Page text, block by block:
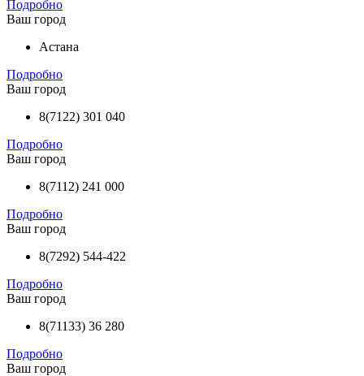
Подробно
Ваш город
Астана
Подробно
Ваш город
8(7122) 301 040
Подробно
Ваш город
8(7112) 241 000
Подробно
Ваш город
8(7292) 544-422
Подробно
Ваш город
8(71133) 36 280
Подробно
Ваш город